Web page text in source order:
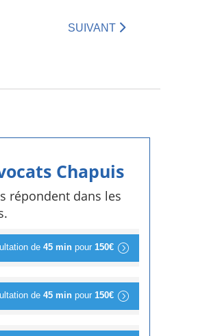
SUIVANT
Chapuis
répondent dans les
de 45 minpour 150€
de 45 minpour 150€